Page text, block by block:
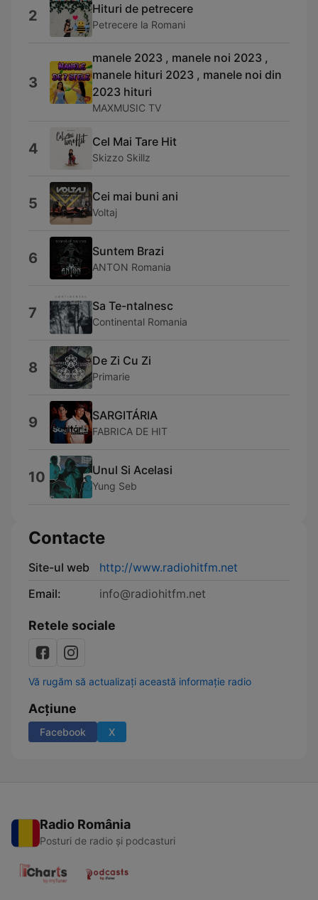
2 Hituri de petrecere
Petrecere la Romani
3
manele 2023 , manele noi 2023 ,
manele hituri 2023 , manele noi din
2023 hituri
MAXMUSIC TV
4 Cel Mai Tare Hit
Skizzo Skillz
5 Cei mai buni ani
Voltaj
6 Suntem Brazi
ANTON Romania
7 Sa Te-ntalnesc
Continental Romania
8 De Zi Cu Zi
Primarie
9 SARGITÁRIA
FABRICA DE HIT
10 Unul Si Acelasi
Yung Seb
Contacte
Site-ul web
http://www.radiohitfm.net
Email:
info@radiohitfm.net
Retele sociale
Vă rugăm să actualizați această informație radio
Acțiune
Facebook X
Radio România
Posturi de radio și podcasturi